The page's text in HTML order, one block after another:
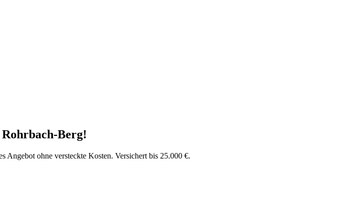
Rohrbach-Berg!
Angebot ohne versteckte Kosten. Versichert bis 25.000 €.